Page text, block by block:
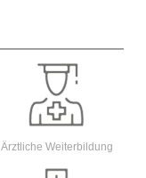
Ärztliche Weiterbildung